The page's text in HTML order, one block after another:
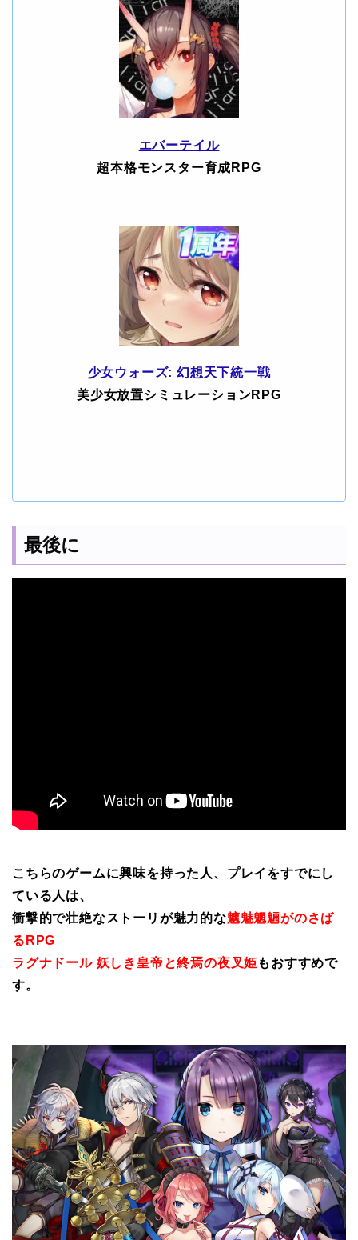
エバーテイル
超本格モンスター育成RPG
少女ウォーズ: 幻想天下統一戦
美少女放置シミュレーションRPG
最後に
こちらのゲームに興味を持った人、プレイをすでにし
ている人は、
衝撃的で壮絶なストーリが魅力的な魑魅魍魎がのさば
るRPG
ラグナドール 妖しき皇帝と終焉の夜叉姫 もおすすめで
す。